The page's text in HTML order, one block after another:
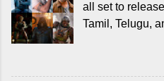
all set to
Tamil, Telugu,
received a lot
and offered